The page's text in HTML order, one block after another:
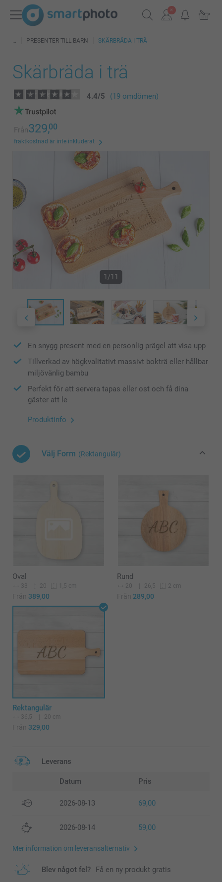
PRESENTER TILL BARN SKÄRBRÄDA I TRÄ
Skärbräda i trä
4.4/5 (19 omdömen)
Från329,00
fraktkostnad är inte inkluderat
1/11
En snygg present med en personlig prägel att visa upp
Tillverkad av högkvalitativt massivt bokträ eller hållbar
miljövänlig bambu
Perfekt för att servera tapas eller ost och få dina
gäster att le
Produktinfo
Välj Form (Rektangulär)
Oval
33 20 1,5 cm
Från 389,00
Rund
20 26,5 2 cm
Från 289,00
Rektangulär
36,5 20 cm
Från 329,00
Leverans
Datum Pris
2026-08-13 69,00
2026-08-14 59,00
Mer information om leveransalternativ
Blev något fel? Få en ny produkt gratis